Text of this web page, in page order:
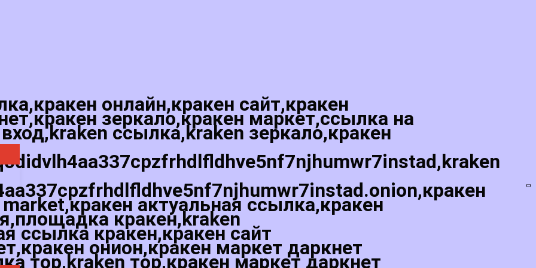
онлайн,кракен сайт,кракен
зеркало,кракен маркет,ссылка на
ссылка,kraken зеркало,кракен
актуальная ссылка,кракен
кракен,kraken
ссылка кракен,кракен сайт
онион,кракен маркет даркнет
тор,kraken тор,кракен маркет даркнет